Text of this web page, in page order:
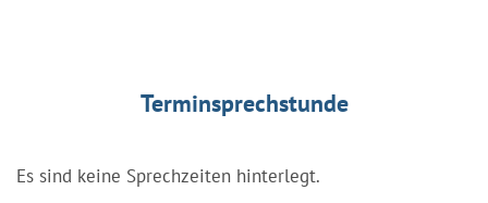
Terminsprechstunde
Es sind keine Sprechzeiten hinterlegt.